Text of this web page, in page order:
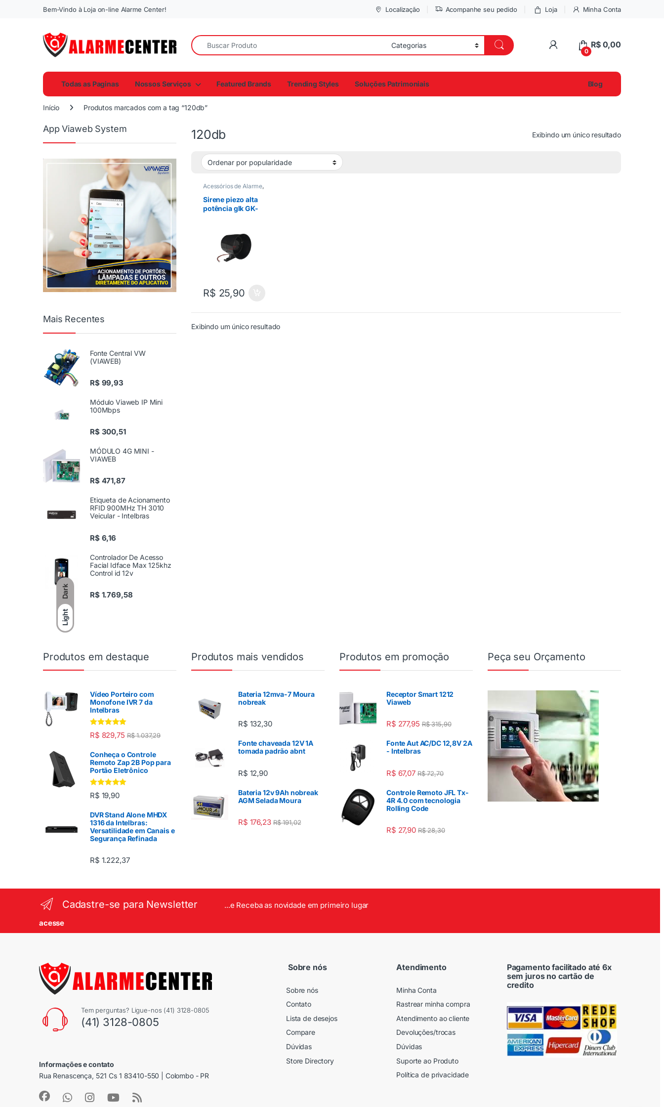
Dark
Light
Bem-Vindo à Loja on-line Alarme Center! Localização Acompanhe seu pedido Loja Minha Conta
0
R$0,00
Todas as Paginas Nossos Serviços Featured Brands Trending Styles Blog
Soluções Patrimoniais
Início Produtos marcados com a tag “120db”
120db Exibindo um único resultado
Acessórios de Alarme,
Elétrica,Sirenes
Sirene piezo alta
potência glk GK-
R$ 25,90
Exibindo um único resultado
App Viaweb System
Mais Recentes
Fonte Central VW
(VIAWEB)
R$ 99,93
Módulo Viaweb IP Mini
100Mbps
R$ 300,51
MÓDULO 4G MINI -
VIAWEB
R$ 471,87
Etiqueta de Acionamento
RFID 900MHz TH 3010
Veicular - Intelbras
R$ 6,16
Controlador De Acesso
Facial Idface Max 125khz
Control id 12v
R$ 1.769,58
Produtos em destaque
Vídeo Porteiro com
Monofone IVR 7 da
Intelbras
Avaliação
5.00 de 5
R$ 829,75 R$1.037,29
Conheça o Controle
Remoto Zap 2B Pop para
Portão Eletrônico
Avaliação
5.00 de 5
R$ 19,90
DVR Stand Alone MHDX
1316 da Intelbras:
Versatilidade em Canais e
Segurança Refinada
R$ 1.222,37
Produtos mais vendidos
Bateria 12mva-7 Moura
nobreak
R$ 132,30
Fonte chaveada 12V 1A
tomada padrão abnt
R$ 12,90
Bateria 12v 9Ah nobreak
AGM Selada Moura
R$ 176,23 R$191,02
Produtos em promoção
Receptor Smart 1212
Viaweb
R$ 277,95 R$315,90
Fonte Aut AC/DC 12,8V 2A
- Intelbras
R$ 67,07 R$72,70
Controle Remoto JFL Tx-
4R 4.0 com tecnologia
Rolling Code
R$ 27,90 R$28,30
Peça seu Orçamento
Cadastre-se para Newsletter
...e Receba as novidade em primeiro lugar
acesse
Tem perguntas? Ligue-nos (41) 3128-0805
(41) 3128-0805
Informações e contato
Rua Renascença, 521 Cs 1 83410-550 | Colombo - PR
Sobre nós
Sobre nós
Contato
Lista de desejos
Compare
Dúvidas
Store Directory
Atendimento
Minha Conta
Rastrear minha compra
Atendimento ao cliente
Devoluções/trocas
Dúvidas
Suporte ao Produto
Política de privacidade
Pagamento facilitado até 6x
sem juros no cartão de
credito